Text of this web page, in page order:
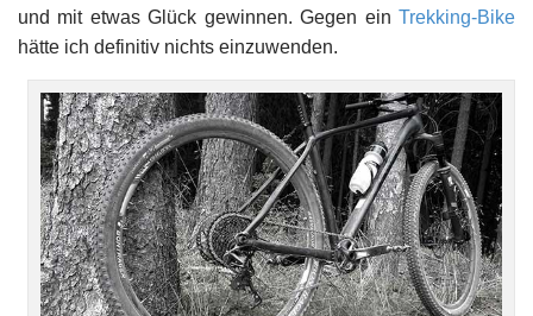
und mit etwas Glück gewinnen. Gegen ein Trekking-Bike
hätte ich definitiv nichts einzuwenden.